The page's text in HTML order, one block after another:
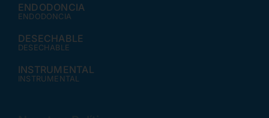
ENDODONCIA
ENDODONCIA
DESECHABLE
DESECHABLE
INSTRUMENTAL
INSTRUMENTAL